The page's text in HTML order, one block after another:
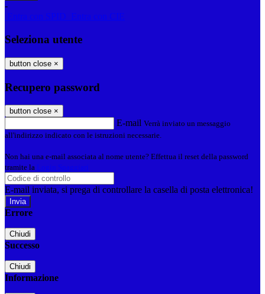
-
Entra con SPID
Entra con CIE
Seleziona utente
button close ×
Recupero password
button close ×
E-mail Verrà inviato un messaggio
all'indirizzo indicato con le istruzioni necessarie.
Non hai una e-mail associata al nome utente? Effettua il reset della password
tramite la Login Spaggiari
E-mail inviata, si prega di controllare la casella di posta elettronica!
Errore
Chiudi
Successo
Chiudi
Informazione